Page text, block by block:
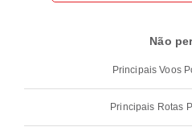
Não
Principais Voos
Principais Rotas